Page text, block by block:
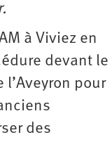
à Viviez en
devant le
pour
des